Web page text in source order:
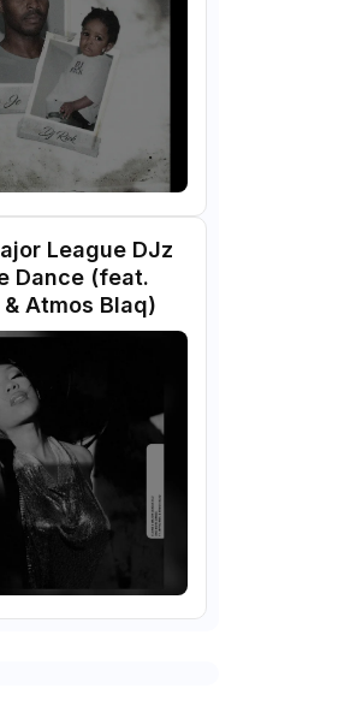
League DJz
Dance (feat.
Atmos Blaq)